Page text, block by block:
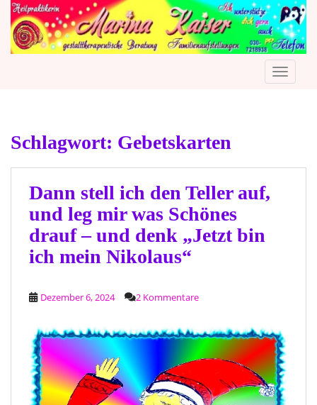
Schlagwort: Gebetskarten
Dann stell ich den Teller auf,
und leg mir was Schönes
drauf – und denk „Jetzt bin
ich mein Nikolaus“
Dezember 6, 2024 2 Kommentare